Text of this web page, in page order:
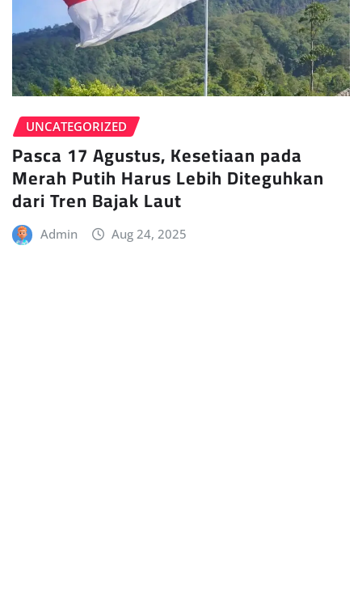
UNCATEGORIZED
Pasca 17 Agustus, Kesetiaan pada
Merah Putih Harus Lebih Diteguhkan
dari Tren Bajak Laut
Admin Aug 24, 2025